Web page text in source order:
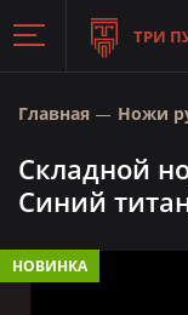
ТРИ
Главная Ножи
Складной
Синий
НОВИНКА